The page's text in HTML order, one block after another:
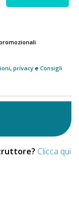
, privacy e Consigli
Clicca qui